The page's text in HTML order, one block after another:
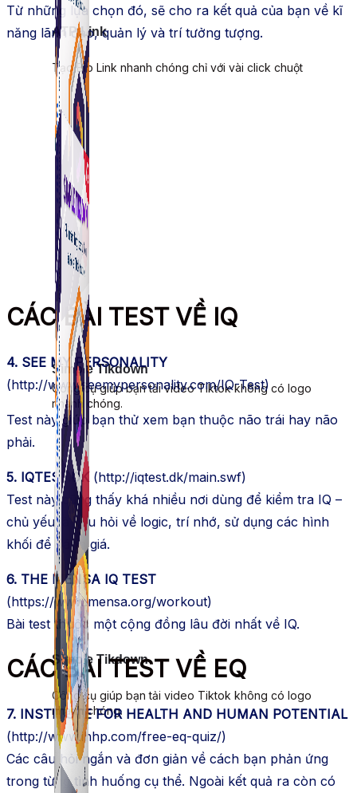
Simple Tikdown
Công cụ giúp bạn tải video Tiktok không có logo
nhanh chóng.
ATP Link
Tạo Bio Link nhanh chóng chỉ với vài click chuột
Simple Tikdown
Công cụ giúp bạn tải video Tiktok không có logo
nhanh chóng.
Từ những lựa chọn đó, sẽ cho ra kết quả của bạn về kĩ
năng lãnh đạo, quản lý và trí tưởng tượng.
CÁC BÀI TEST VỀ IQ
4. SEE MY PERSONALITY
(http://www.seemypersonality.com/IQ-Test)
Test này giúp bạn thử xem bạn thuộc não trái hay não
phải.
5. IQTEST.DK(http://iqtest.dk/main.swf)
Test này cũng thấy khá nhiều nơi dùng để kiểm tra IQ –
chủ yếu là câu hỏi về logic, trí nhớ, sử dụng các hình
khối để đánh giá.
6. THE MENSA IQ TEST
(https://www.mensa.org/workout)
Bài test thuộc một cộng đồng lâu đời nhất về IQ.
CÁC BÀI TEST VỀ EQ
7. INSTITUTE FOR HEALTH AND HUMAN POTENTIAL
(http://www.ihhp.com/free-eq-quiz/)
Các câu hỏi ngắn và đơn giản về cách bạn phản ứng
trong từng tình huống cụ thể. Ngoài kết quả ra còn có